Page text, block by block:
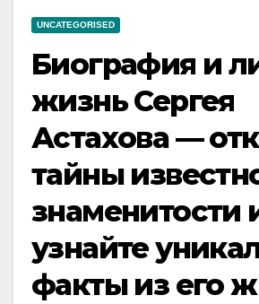
UNCATEGORISED
Биография и
жизнь Сергея
Астахова —
тайны
знаменитости
узнайте
факты из его